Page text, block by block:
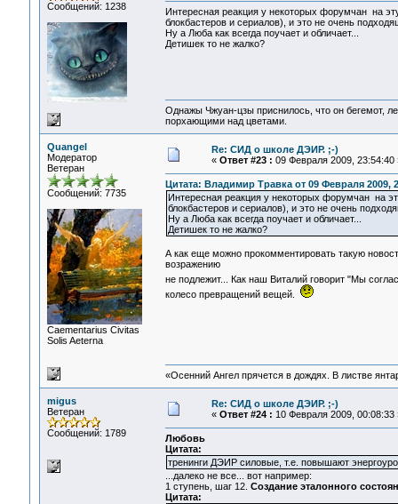
Сообщений: 1238
Интересная реакция у некоторых форумчан на
блокбастеров и сериалов), и это не очень
Ну а Люба как всегда поучает и обличает...
Детишек то не жалко?
Однажы Чжуан-цзы приснилось, что он бегемот,
порхающими над цветами.
Quangel
Модератор
Ветеран
Сообщений: 7735
Сaementarius Civitas
Solis Aeterna
Re: СИД о школе ДЭИР. ;-)
« Ответ #23 : 09 Февраля 2009, 23:54:40
Цитата: Владимир Травка от 09 Февраля 2009,
Интересная реакция у некоторых форумчан на
блокбастеров и сериалов), и это не очень
Ну а Люба как всегда поучает и обличает...
Детишек то не жалко?
А как еще можно прокомментировать такую
возражению
не подлежит... Как наш Виталий говорит "Мы
колесо превращений вещей.
«Осенний Ангел прячется в дождях. В листве
migus
Ветеран
Сообщений: 1789
Re: СИД о школе ДЭИР. ;-)
« Ответ #24 : 10 Февраля 2009, 00:08:33
Любовь
Цитата:
тренинги ДЭИР силовые, т.е. повышают
...далеко не все... вот например:
1 ступень, шаг 12. Создание эталонного
Цитата: